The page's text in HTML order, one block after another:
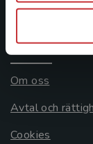
Systemkrav
Allmänna
Om oss
Avtal och
Cookies